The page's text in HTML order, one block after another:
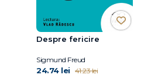
Despre fericire
Sigmund Freud
24.74 lei 41.23 lei